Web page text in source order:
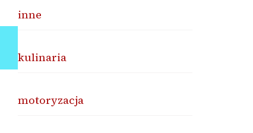
inne
kulinaria
motoryzacja